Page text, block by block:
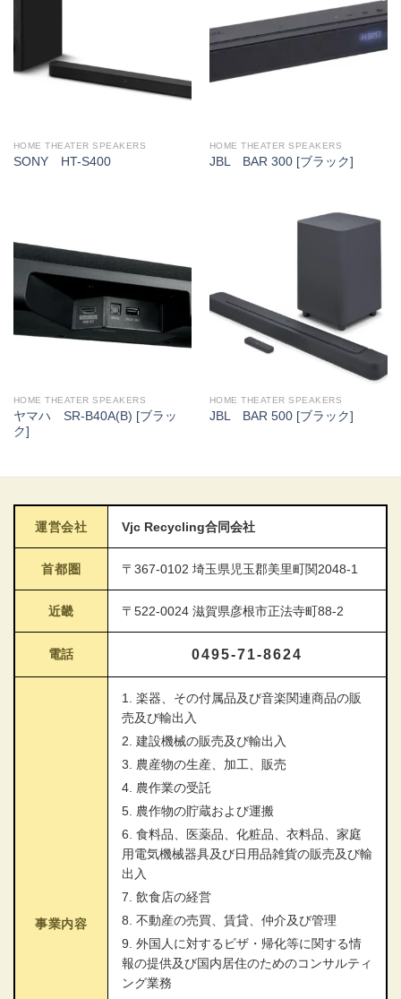
HOME THEATER SPEAKERS
SONY HT-S400
HOME THEATER SPEAKERS
JBL BAR 300 [ブラック]
HOME THEATER SPEAKERS
ヤマハ SR-B40A(B) [ブラッ
ク]
HOME THEATER SPEAKERS
JBL BAR 500 [ブラック]
運営会社 Vjc Recycling合同会社
首都圏 〒367-0102 埼玉県児玉郡美里町関2048-1
近畿 〒522-0024 滋賀県彦根市正法寺町88-2
電話 0495-71-8624
事業内容
1. 楽器、その付属品及び音楽関連商品の販
売及び輸出入
2. 建設機械の販売及び輸出入
3. 農産物の生産、加工、販売
4. 農作業の受託
5. 農作物の貯蔵および運搬
6. 食料品、医薬品、化粧品、衣料品、家庭
用電気機械器具及び日用品雑貨の販売及び輸
出入
7. 飲食店の経営
8. 不動産の売買、賃貸、仲介及び管理
9. 外国人に対するビザ・帰化等に関する情
報の提供及び国内居住のためのコンサルティ
ング業務